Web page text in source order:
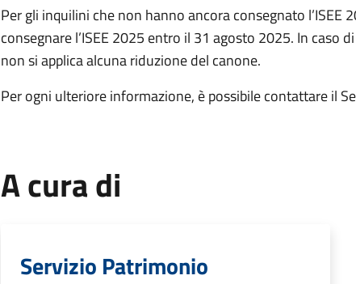
Per gli inquilini che non hanno ancora consegnato l’ISEE
consegnare l’ISEE 2025 entro il 31 agosto 2025. In caso
non si applica alcuna riduzione del canone.
Per ogni ulteriore informazione, è possibile contattare il
A cura di
Servizio Patrimonio